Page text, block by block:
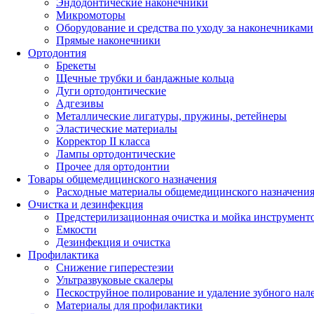
Микромоторы
Оборудование и средства по уходу за наконечниками
Прямые наконечники
Ортодонтия
Брекеты
Щечные трубки и бандажные кольца
Дуги ортодонтические
Адгезивы
Металлические лигатуры, пружины, ретейнеры
Эластические материалы
Корректор II класса
Лампы ортодонтические
Прочее для ортодонтии
Товары общемедицинского назначения
Расходные материалы общемедицинского назначения
Очистка и дезинфекция
Предстерилизационная очистка и мойка
Емкости
Дезинфекция и очистка
Профилактика
Снижение гиперестезии
Ультразвуковые скалеры
Пескоструйное полирование и удаление зубного
Материалы для профилактики